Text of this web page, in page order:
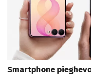
Smartphone